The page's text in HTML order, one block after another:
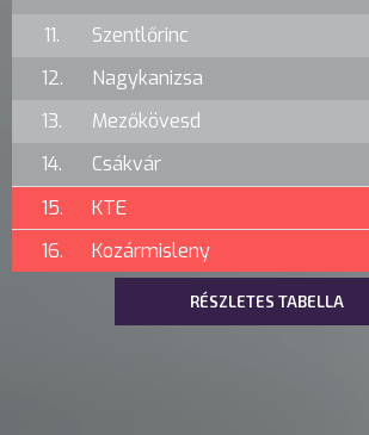
11.
Szentlőrinc
12.
Nagykanizsa
13.
Mezőkövesd
14.
Csákvár
15.
KTE
16.
Kozármisleny
RÉSZLETES TABELLA